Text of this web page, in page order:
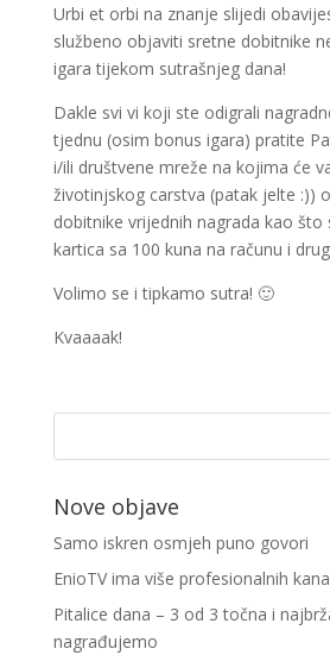
Urbi et orbi na znanje slijedi
službeno objaviti sretne dobitnike
igara tijekom sutrašnjeg dana!
Dakle svi vi koji ste odigrali
tjednu (osim bonus igara) pratite
i/ili društvene mreže na kojima će
životinjskog carstva (patak jelte :))
dobitnike vrijednih nagrada kao što
kartica sa 100 kuna na računu i
Volimo se i tipkamo sutra! 🙂
Kvaaaak!
Nove objave
Samo iskren osmjeh puno govori
EnioTV ima više profesionalnih
Pitalice dana – 3 od 3 točna i
nagrađujemo